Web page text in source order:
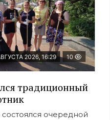
2026, 16:29 10
традиционный
состоялся очередной